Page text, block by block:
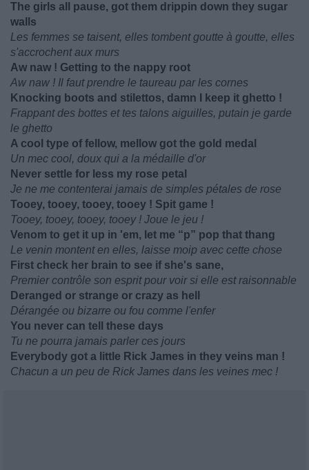
The girls all pause, got them drippin down they sugar
walls
Les femmes se taisent, elles tombent goutte à goutte, elles
s'accrochent aux murs
Aw naw ! Getting to the nappy root
Aw naw ! Il faut prendre le taureau par les cornes
Knocking boots and stilettos, damn I keep it ghetto !
Frappant des bottes et tes talons aiguilles, putain je garde
le ghetto
A cool type of fellow, mellow got the gold medal
Un mec cool, doux qui a la médaille d'or
Never settle for less my rose petal
Je ne me contenterai jamais de simples pétales de rose
Tooey, tooey, tooey, tooey ! Spit game !
Tooey, tooey, tooey, tooey ! Joue le jeu !
Venom to get it up in 'em, let me “p” pop that thang
Le venin montent en elles, laisse moip avec cette chose
First check her brain to see if she's sane,
Premier contrôle son esprit pour voir si elle est raisonnable
Deranged or strange or crazy as hell
Dérangée ou bizarre ou fou comme l'enfer
You never can tell these days
Tu ne pourra jamais parler ces jours
Everybody got a little Rick James in they veins man !
Chacun a un peu de Rick James dans les veines mec !